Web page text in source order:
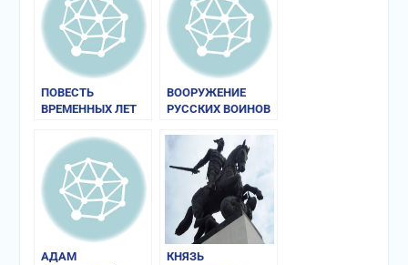
ПОВЕСТЬ
ВРЕМЕННЫХ ЛЕТ
ВООРУЖЕНИЕ
РУССКИХ ВОИНОВ
АДАМ
КНЯЗЬ